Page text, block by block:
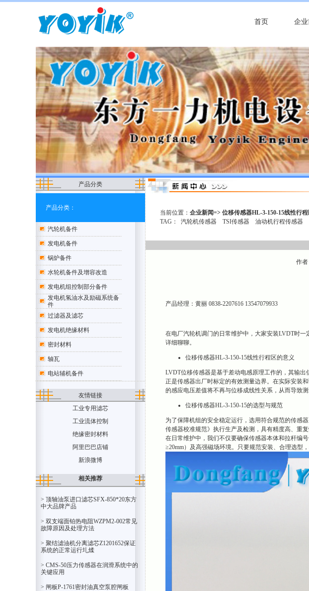
首页 企
产品分类
产品分类：
汽轮机备件
发电机备件
锅炉备件
水轮机备件及增容改造
发电机组控制部分备件
发电机氢油水及励磁系统备
件
过滤器及滤芯
发电机绝缘材料
密封材料
轴瓦
电站辅机备件
友情链接
工业专用滤芯
工业流体控制
绝缘密封材料
阿里巴巴店铺
新浪微博
相关推荐
> 顶轴油泵进口滤芯SFX-850*20东方
中大品牌产品
> 双支端面铂热电阻WZPM2-002常见
故障原因及处理方法
> 聚结滤油机分离滤芯Z1201652保证
系统的正常运行圠煣
> CMS-50压力传感器在润滑系统中的
关键应用
> 闸板P-1761密封油真空泵腔闸板
当前位置：企业新闻=> 位移传感器HL-3-150-15线性行
TAG：汽轮机传感器 TSI传感器
油动机行程传感器
作
产品经理：黄丽 0838-2207616 13547079933
在电厂汽轮机调门的日常维护中，大家安装LVDT时
详细聊聊。
位移传感器HL-3-150-15线性行程区的意义
LVDT位移传感器是基于差动电感原理工作的，其输
正是传感器出厂时标定的有效测量边界。在实际安装
的感应电压差值将不再与位移成线性关系，从而导致
位移传感器HL-3-150-15的选型与规范
为了保障机组的安全稳定运行，选用符合规范的传感
传感器校准规范》执行生产及检测，具有精度高、重复
在日常维护中，我们不仅要确保传感器本体和拉杆编
≥20mm）及高强磁场环境。只要规范安装、合理选型